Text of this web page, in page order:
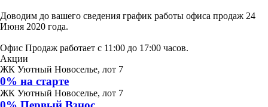
Доводим до вашего сведения график работы офиса продаж 24
Июня 2020 года.
Офис Продаж работает с 11:00 до 17:00 часов.
Акции
ЖК Уютный Новоселье, лот 7
0% на старте
ЖК Уютный Новоселье, лот 7